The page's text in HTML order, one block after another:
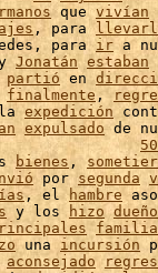
que vivían
, para
para ir a
Jonatán estaban
partió en
finalmente ,
expedición
expulsado de
50
bienes ,
por segunda
, el hambre
y los hizo
una incursión
aconsejado